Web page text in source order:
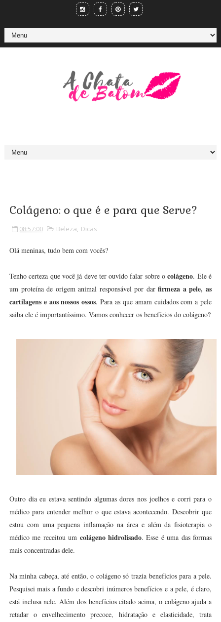
Colágeno: o que é e para que Serve?
08:57:00 Beleza, Dicas
Olá meninas, tudo bem com vocês?
Tenho certeza que você já deve ter ouvido falar sobre ocolágeno. Ele é
um proteína de origem animal responsável por darfirmeza a pele, as
cartilagens e aos nossos ossos. Para as que amam cuidados com a pele
saiba ele é importantíssimo. Vamos conhecer os benefícios do colágeno?
Outro dia eu estava sentindo algumas dores nos joelhos e corri para o
médico para entender melhor o que estava acontecendo. Descobrir que
estou com uma pequena inflamação na área e além da fisioterapia o
médico me receitou um colágeno hidrolisado. Esse é uma das formas
mais concentradas dele.
Na minha cabeça, até então, o colágeno só trazia benefícios para a pele.
Pesquisei mais a fundo e descobri inúmeros benefícios e a pele, é claro,
está inclusa nele. Além dos benefícios citado acima, o colágeno ajuda a
retadar o envelhecimento precoce, hidratação e elasticidade, trata